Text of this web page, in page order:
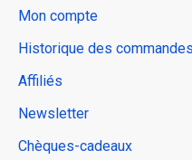
Mon compte
Historique des commandes
Affiliés
Newsletter
Chèques-cadeaux